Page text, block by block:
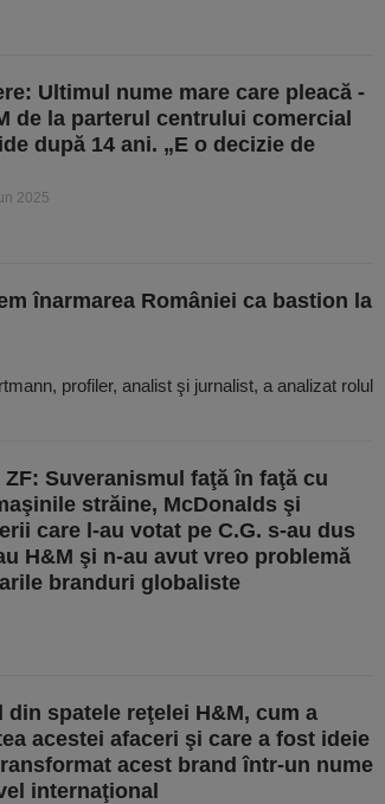
Ultimul nume mare care pleacă -
de la parterul centrului comercial
după 14 ani. „E o decizie de
2025
înarmarea României ca bastion la
profiler, analist şi jurnalist, a analizat rolul
Suveranismul faţă în faţă cu
străine, McDonalds şi
care l-au votat pe C.G. s-au dus
H&M şi n-au avut vreo problemă
branduri globaliste
din spatele reţelei H&M, cum a
acestei afaceri şi care a fost ideie
acest brand într-un nume
internaţional